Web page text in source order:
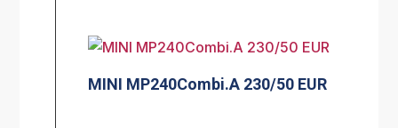
MINI MP240Combi.A 230/50 EUR